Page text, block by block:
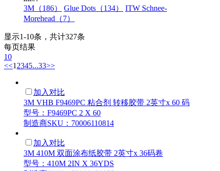
3M（186）
Glue Dots（134）
ITW Schnee-
Morehead（7）
显示1-10条，共计327条
每页结果
10
<<1 2345...33>>
加入对比
3M VHB F9469PC 粘合剂 转移胶带 2英寸x 60 码
型号：F9469PC 2 X 60
制造商SKU：70006110814
加入对比
3M 410M 双面涂布纸胶带 2英寸x 36码卷
型号：410M 2IN X 36YDS